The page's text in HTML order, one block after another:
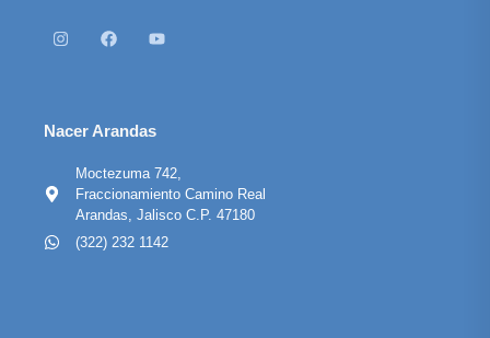
Nacer Arandas
Moctezuma 742,
Fraccionamiento Camino Real
Arandas, Jalisco C.P. 47180
(322) 232 1142